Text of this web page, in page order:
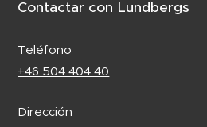
Contactar con Lundbergs
Teléfono
+46 504 404 40
Dirección